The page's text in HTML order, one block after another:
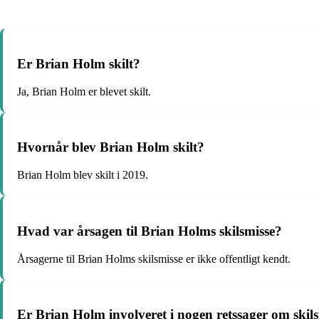
Er Brian Holm skilt?
Ja, Brian Holm er blevet skilt.
Hvornår blev Brian Holm skilt?
Brian Holm blev skilt i 2019.
Hvad var årsagen til Brian Holms skilsmisse?
Årsagerne til Brian Holms skilsmisse er ikke offentligt kendt.
Er Brian Holm involveret i nogen retssager om